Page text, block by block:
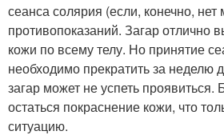
сеанса солярия (если, конечно, нет
противопоказаний. Загар отлично
кожи по всему телу. Но принятие
необходимо прекратить за неделю
загар может не успеть проявиться.
остаться покраснение кожи, что
ситуацию.